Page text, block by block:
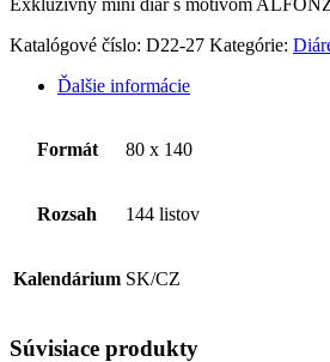
Katalógové číslo: D22-27 Kategórie:
Ďalšie informácie
Formát 80 x 140
Rozsah 144 listov
Kalendárium SK/CZ
Súvisiace produkty